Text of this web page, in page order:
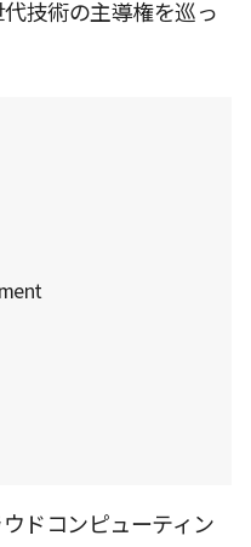
技術の主導権を巡っ
ドコンピューティン